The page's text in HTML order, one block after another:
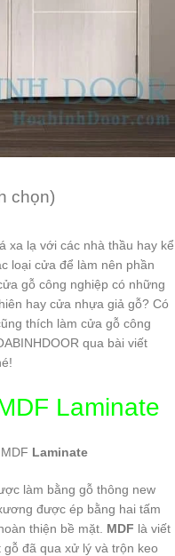
chọn)
xa lạ với các nhà thầu hay kể
loại cửa để làm nên phần
gỗ công nghiệp có những
hay cửa nhựa giả gỗ? Có
thích làm cửa gỗ công
qua bài viết
Laminate
Laminate
làm bằng gỗ thông new
được ép bằng hai tấm
thiện bề mặt. MDF là viết
đã qua xử lý và trộn keo